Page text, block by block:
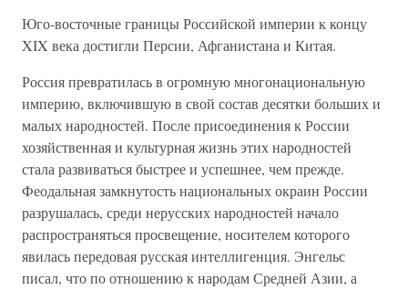
Юго-восточные границы Российской империи к концу
XIX века достигли Персии, Афганистана и Китая.
Россия превратилась в огромную многонациональную
империю, включившую в свой состав десятки больших и
малых народностей. После присоединения к России
хозяйственная и культурная жизнь этих народностей
стала развиваться быстрее и успешнее, чем прежде.
Феодальная замкнутость национальных окраин России
разрушалась, среди нерусских народностей начало
распространяться просвещение, носителем которого
явилась передовая русская интеллигенция. Энгельс
писал, что по отношению к народам Средней Азии, а